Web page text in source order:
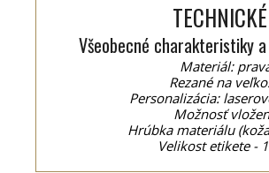
Všeobecné charakteristiky
Materiál:
Rezané na
Personalizácia:
Možnosť
Hrúbka materiálu
Velikost etikete -